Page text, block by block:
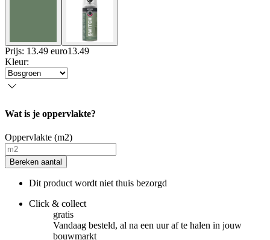
Prijs: 13.49 euro13.49
Kleur:
Wat is je oppervlakte?
Oppervlakte (m2)
Bereken aantal
Dit product wordt niet thuis bezorgd
Click & collect
gratis
Vandaag besteld, al na een uur af te halen in jouw
bouwmarkt